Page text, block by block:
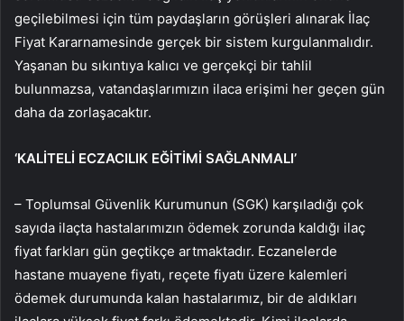
geçilebilmesi için tüm paydaşların görüşleri alınarak İlaç
Fiyat Kararnamesinde gerçek bir sistem kurgulanmalıdır.
Yaşanan bu sıkıntıya kalıcı ve gerçekçi bir tahlil
bulunmazsa, vatandaşlarımızın ilaca erişimi her geçen gün
daha da zorlaşacaktır.
‘KALİTELİ ECZACILIK EĞİTİMİ SAĞLANMALI’
– Toplumsal Güvenlik Kurumunun (SGK) karşıladığı çok
sayıda ilaçta hastalarımızın ödemek zorunda kaldığı ilaç
fiyat farkları gün geçtikçe artmaktadır. Eczanelerde
hastane muayene fiyatı, reçete fiyatı üzere kalemleri
ödemek durumunda kalan hastalarımız, bir de aldıkları